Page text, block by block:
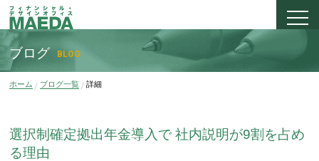
ブログ BLOG
ホーム ブログ一覧 詳細
選択制確定拠出年金導入で 社内説明が9割を占め
る理由